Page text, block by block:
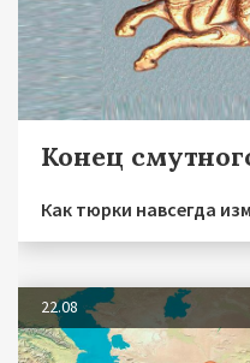
Конец
Как тюрки навсегда
22.08